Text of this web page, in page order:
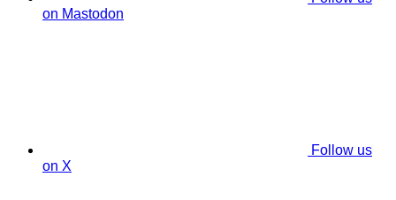
on Mastodon
Follow us
on X